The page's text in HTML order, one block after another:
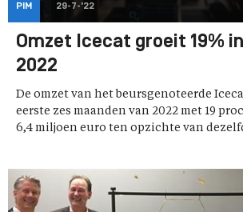
PIM 29-7-'22
Omzet Icecat groeit 19%
2022
De omzet van het beursgenoteerde
eerste zes maanden van 2022 met 19
6,4 miljoen euro ten opzichte van